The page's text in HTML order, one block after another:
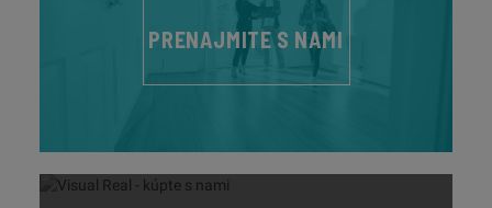
PRENAJMITE S NAMI